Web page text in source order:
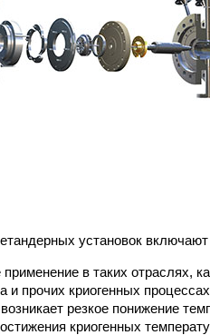
установок
в таких отраслях,
и прочих криогенных
резкое понижение
криогенных